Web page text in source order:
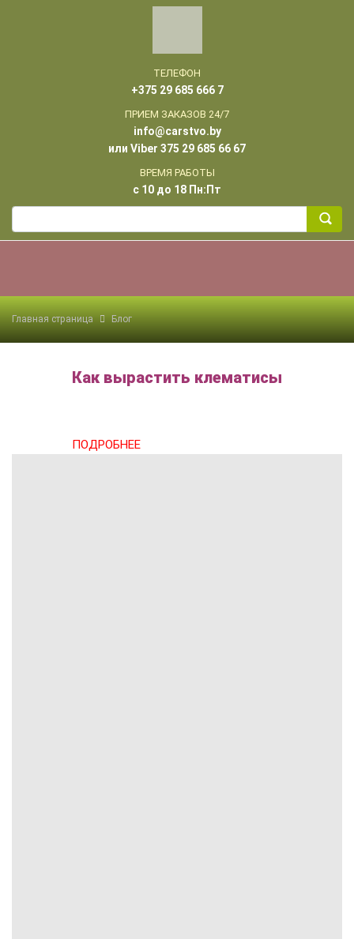
ТЕЛЕФОН
+375 29 685 666 7
ПРИЕМ ЗАКАЗОВ 24/7
info@carstvo.by
или Viber 375 29 685 66 67
ВРЕМЯ РАБОТЫ
с 10 до 18 Пн:Пт
Главная страница Блог
Как вырастить клематисы
ПОДРОБНЕЕ